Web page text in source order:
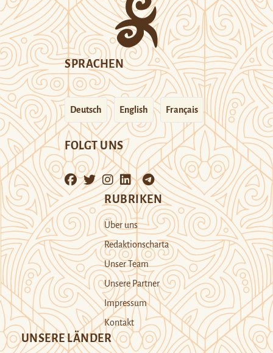
SPRACHEN
Deutsch English Français
FOLGT UNS
RUBRIKEN
Über uns
Redaktionscharta
Unser Team
Unsere Partner
Impressum
Kontakt
UNSERE LÄNDER